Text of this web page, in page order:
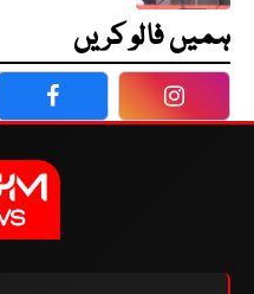
ہمیں فالو کریں
Facebook